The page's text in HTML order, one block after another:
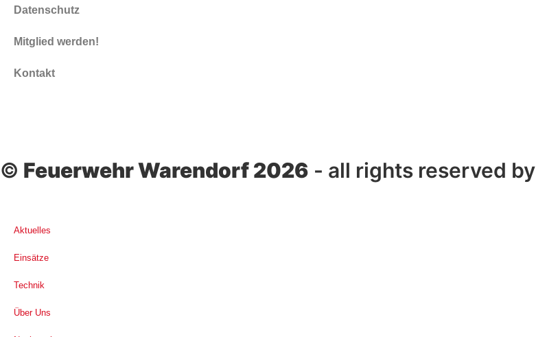
Datenschutz
Mitglied werden!
Kontakt
© Feuerwehr Warendorf 2026 - all rights reserved by
Aktuelles
Einsätze
Technik
Über Uns